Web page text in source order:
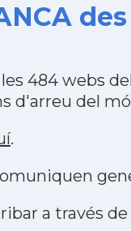
484 webs
d'arreu del
.
a través de